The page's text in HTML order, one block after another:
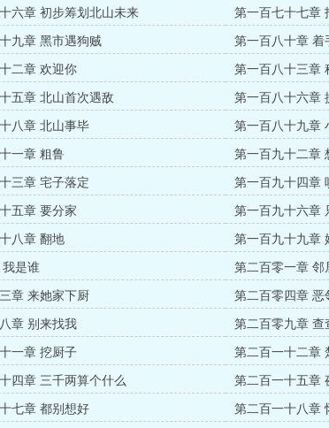
六章 初步筹划北山未来 第一百七十七章
九章 黑市遇狗贼 第一百八十章 着
二章 欢迎你 第一百八十三章
五章 北山首次遇敌 第一百八十六章
八章 北山事毕 第一百八十九章
一章 粗鲁 第一百九十二章
三章 宅子落定 第一百九十四章
五章 要分家 第一百九十六章
八章 翻地 第一百九十九章
是谁 第二百零一章 邻
章 来她家下厨 第二百零四章 恶
章 别来找我 第二百零九章 查
一章 挖厨子 第二百一十二章
四章 三千两算个什么 第二百一十五章
七章 都别想好 第二百一十八章